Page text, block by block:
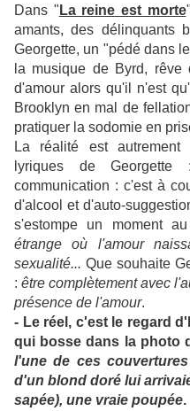
Dans " La reine est morte
amants, des délinquants
Georgette, un "pédé dans
la musique de Byrd, rêve
d'amour alors qu'il n'est
Brooklyn en mal de
pratiquer la sodomie en
La réalité est
lyriques de
communication : c'est à
d'alcool et d'auto-
s'estompe un moment
étrange où l'amour
sexualité... Que souhaite
:être complètement avec
présence de l'amour.
- Le réel, c'est le regard
qui bosse dans la photo
l'une de ces
d'un blond doré lui
sapée), une vraie poupée.